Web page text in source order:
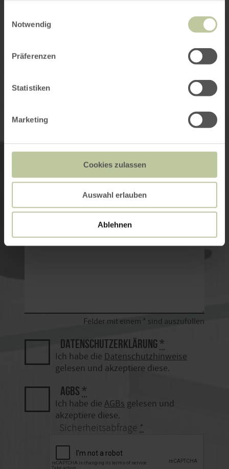
Notwendig
Präferenzen
Statistiken
Marketing
Cookies zulassen
Auswahl erlauben
Ablehnen
E-Mail
*
Felder mit einem * sind auszufüllen
DATENSCHUTZERKLÄRUNG*
Ich habe die Datenschutzhinweise
gelesen und akzeptiere diese.
AGBS*
Ich habe die AGBs gelesen und
akzeptiere diese.
Sicherheitsabfrage *